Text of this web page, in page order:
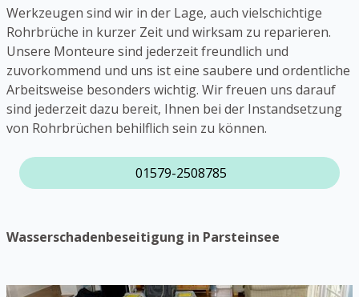
Werkzeugen sind wir in der Lage, auch vielschichtige
Rohrbrüche in kurzer Zeit und wirksam zu reparieren.
Unsere Monteure sind jederzeit freundlich und
zuvorkommend und uns ist eine saubere und ordentliche
Arbeitsweise besonders wichtig. Wir freuen uns darauf
sind jederzeit dazu bereit, Ihnen bei der Instandsetzung
von Rohrbrüchen behilflich sein zu können.
01579-2508785
Wasserschadenbeseitigung in Parsteinsee